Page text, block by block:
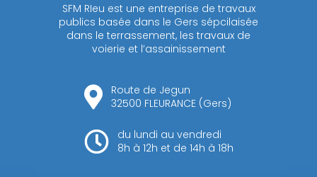
SFM RIeu est une entreprise de travaux
publics basée dans le Gers sépcilaisée
dans le terrassement, les travaux de
voierie et l’assainissement
Route de Jegun
32500 FLEURANCE (Gers)
du lundi au vendredi
8h à 12h et de 14h à 18h